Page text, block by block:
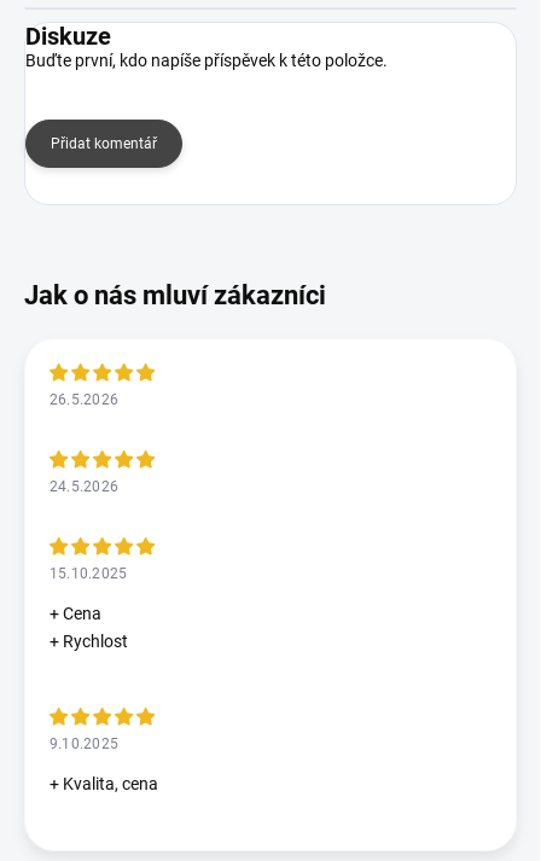
Diskuze
Buďte první, kdo napíše příspěvek k této položce.
Přidat komentář
26.5.2026
24.5.2026
15.10.2025
+ Cena
+ Rychlost
9.10.2025
+ Kvalita, cena